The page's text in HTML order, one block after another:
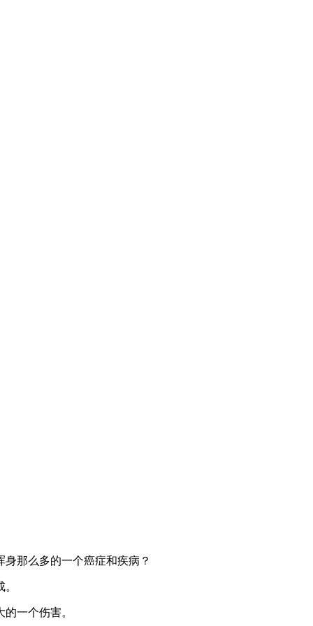
那么多的一个癌症和疾病？
一个伤害。